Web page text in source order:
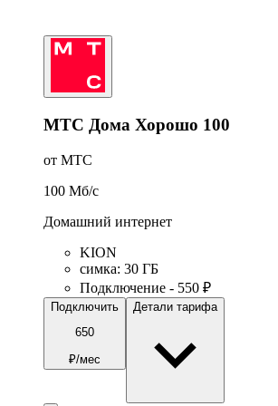
МТС Дома Хорошо 100
от МТС
100 Мб/c
Домашний интернет
KION
симка: 30 ГБ
Подключение - 550 ₽
Подключить
650
₽/мес
Детали тарифа